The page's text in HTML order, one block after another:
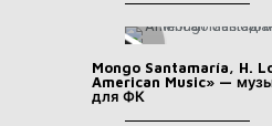
Mongo Santamaría, H.
American Music» —
для ФК